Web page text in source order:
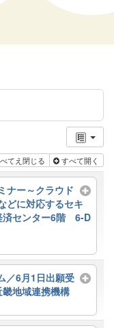
てえ閉じる すべて開く
ナー～クラウド
どに対応するセキ
済センター6階 6-D
／6月1日出願受
地域連携機構